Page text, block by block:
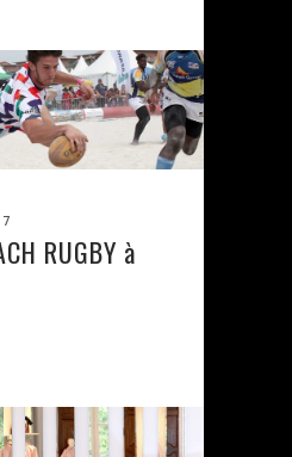
RUGBY à